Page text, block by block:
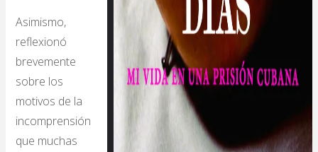
Asimismo,
reflexionó
brevemente
sobre los
motivos de la
incomprensión
que muchas